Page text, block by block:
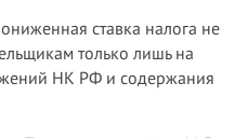
ставка налога не
только лишь на
НК РФ и содержания